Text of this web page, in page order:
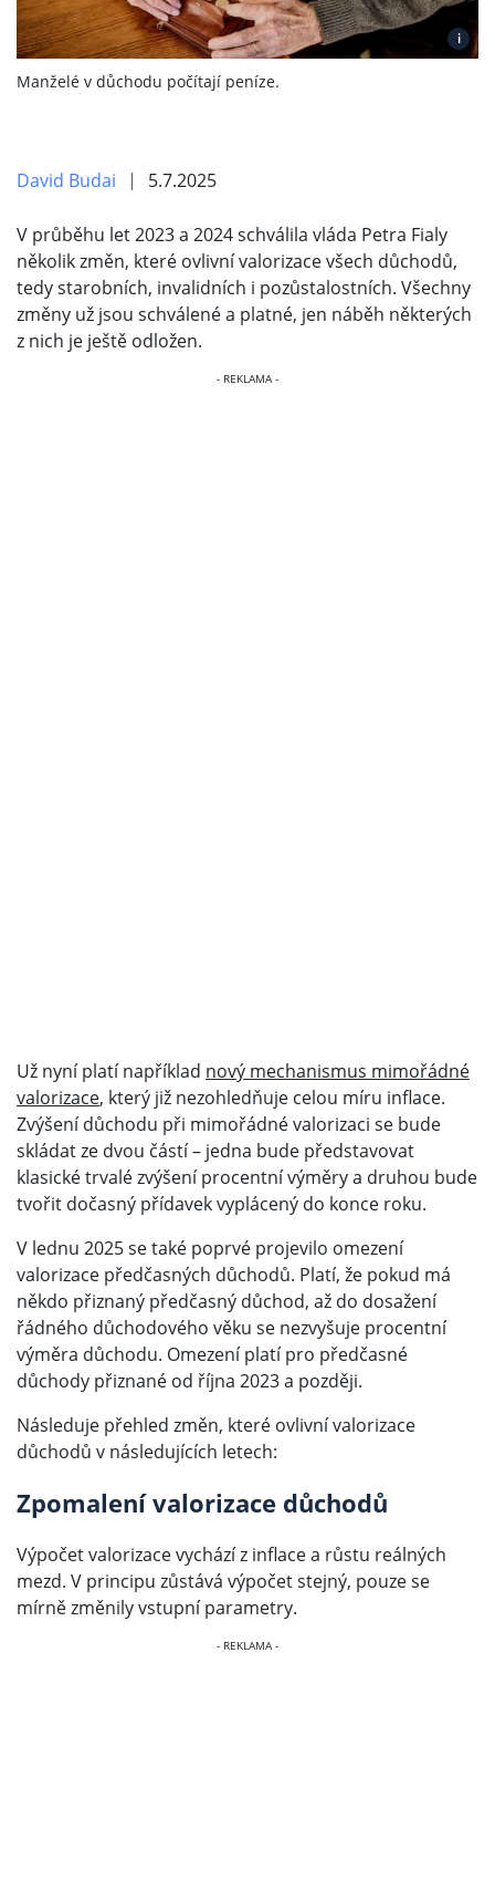
i
Manželé v důchodu počítají peníze.
David Budai 5.7.2025
V průběhu let 2023 a 2024 schválila vláda Petra Fialy
několik změn, které ovlivní valorizace všech důchodů,
tedy starobních, invalidních i pozůstalostních. Všechny
změny už jsou schválené a platné, jen náběh některých
z nich je ještě odložen.
Už nyní platí například nový mechanismus mimořádné
valorizace, který již nezohledňuje celou míru inflace.
Zvýšení důchodu při mimořádné valorizaci se bude
skládat ze dvou částí – jedna bude představovat
klasické trvalé zvýšení procentní výměry a druhou bude
tvořit dočasný přídavek vyplácený do konce roku.
V lednu 2025 se také poprvé projevilo omezení
valorizace předčasných důchodů. Platí, že pokud má
někdo přiznaný předčasný důchod, až do dosažení
řádného důchodového věku se nezvyšuje procentní
výměra důchodu. Omezení platí pro předčasné
důchody přiznané od října 2023 a později.
Následuje přehled změn, které ovlivní valorizace
důchodů v následujících letech:
Zpomalení valorizace důchodů
Výpočet valorizace vychází z inflace a růstu reálných
mezd. V principu zůstává výpočet stejný, pouze se
mírně změnily vstupní parametry.